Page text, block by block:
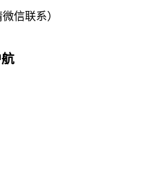
信联系）